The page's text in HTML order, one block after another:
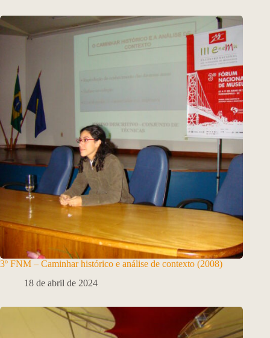
3º FNM – Caminhar histórico e análise de contexto (2008)
18 de abril de 2024